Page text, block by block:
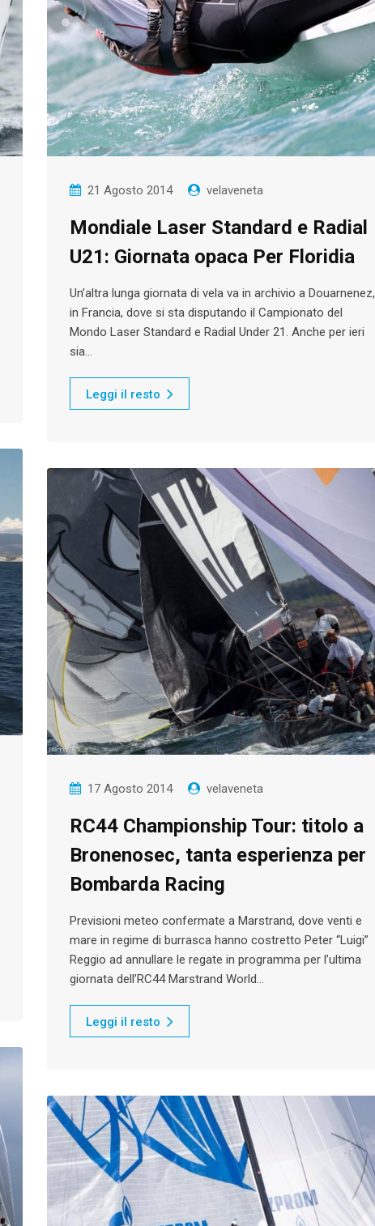
21 Agosto 2014 velaveneta
Mondiale Laser Standard e Radial
U21: Giornata opaca Per Floridia
Un’altra lunga giornata di vela va in archivio a Douarnenez,
in Francia, dove si sta disputando il Campionato del
Mondo Laser Standard e Radial Under 21. Anche per ieri
sia…
Leggi il resto
17 Agosto 2014 velaveneta
RC44 Championship Tour: titolo a
Bronenosec, tanta esperienza per
Bombarda Racing
Previsioni meteo confermate a Marstrand, dove venti e
mare in regime di burrasca hanno costretto Peter “Luigi”
Reggio ad annullare le regate in programma per l’ultima
giornata dell’RC44 Marstrand World…
Leggi il resto